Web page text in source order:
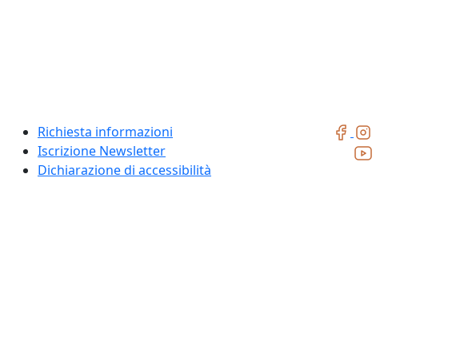
Richiesta informazioni
Iscrizione Newsletter
Dichiarazione di accessibilità